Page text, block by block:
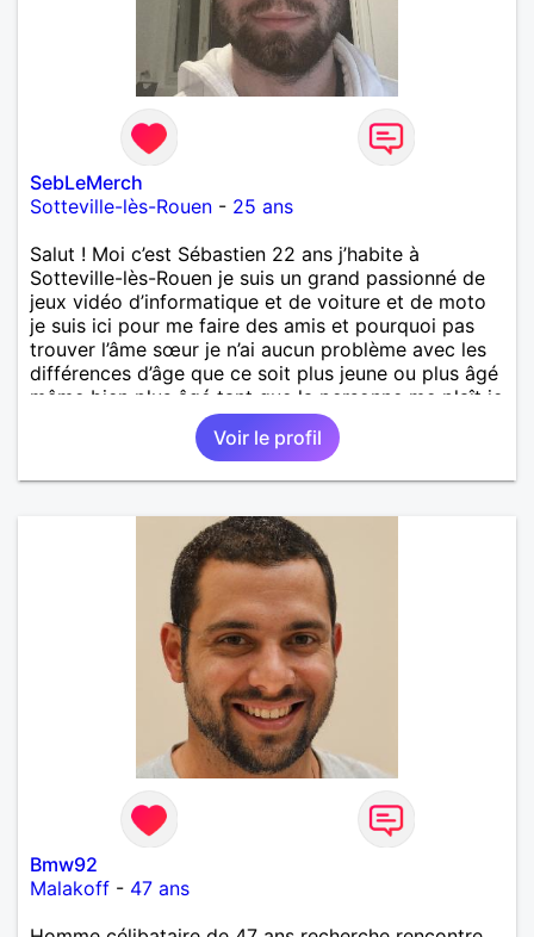
SebLeMerch
Sotteville-lès-Rouen - 25 ans
Salut ! Moi c’est Sébastien 22 ans j’habite à
Sotteville-lès-Rouen je suis un grand passionné de
jeux vidéo d’informatique et de voiture et de moto
je suis ici pour me faire des amis et pourquoi pas
trouver l’âme sœur je n’ai aucun problème avec les
différences d’âge que ce soit plus jeune ou plus âgé
même bien plus âgé tant que la personne me plaît je
serai toujours prêt à engager la discussion !
Voir le profil
Bmw92
Malakoff - 47 ans